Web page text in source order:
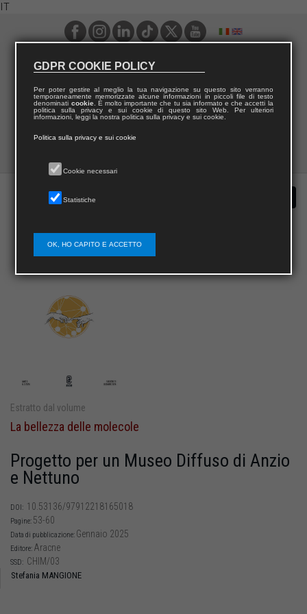
IT
Estratto dal volume
La bellezza delle molecole
Progetto per un Museo Diffuso di Anzio
e Nettuno
DOI: 10.53136/97912218165018
Pagine: 53-60
Data di pubblicazione: Gennaio 2025
Editore: Aracne
SSD: CHIM/03
Stefania MANGIONE
GDPR COOKIE POLICY
Per poter gestire al meglio la tua navigazione su questo sito verranno
temporaneamente memorizzate alcune informazioni in piccoli file di testo
denominati cookie. È molto importante che tu sia informato e che accetti la
politica sulla privacy e sui cookie di questo sito Web. Per ulteriori
informazioni, leggi la nostra politica sulla privacy e sui cookie.
Politica sulla privacy e sui cookie
Cookie necessari
Statistiche
OK, HO CAPITO E ACCETTO